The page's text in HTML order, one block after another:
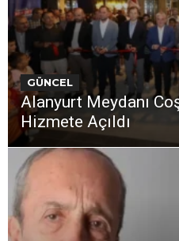
GÜNCEL
Alanyurt Meydanı
Hizmete Açıldı